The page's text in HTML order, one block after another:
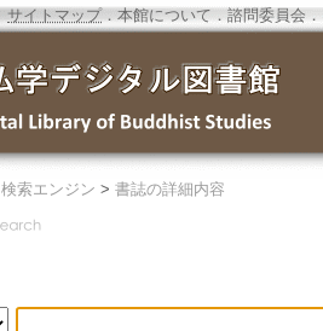
サイトマップ．本館について ． 諮問委員会 ．
検索エンジン > 書誌の詳細内容